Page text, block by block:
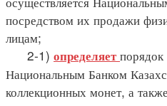
посредством их продажи
лицам;
2-1) определяет
Национальным Банком
коллекционных монет, а